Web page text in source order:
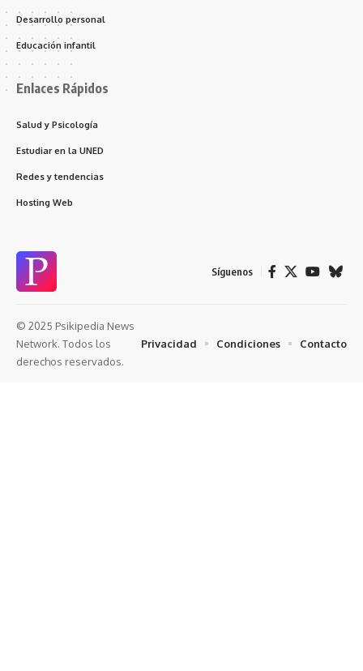
Desarrollo personal
Educación infantil
Enlaces Rápidos
Salud y Psicología
Estudiar en la UNED
Redes y tendencias
Hosting Web
Síguenos
© 2025 Psikipedia News
Network. Todos los
derechos reservados.
Privacidad Condiciones Contacto